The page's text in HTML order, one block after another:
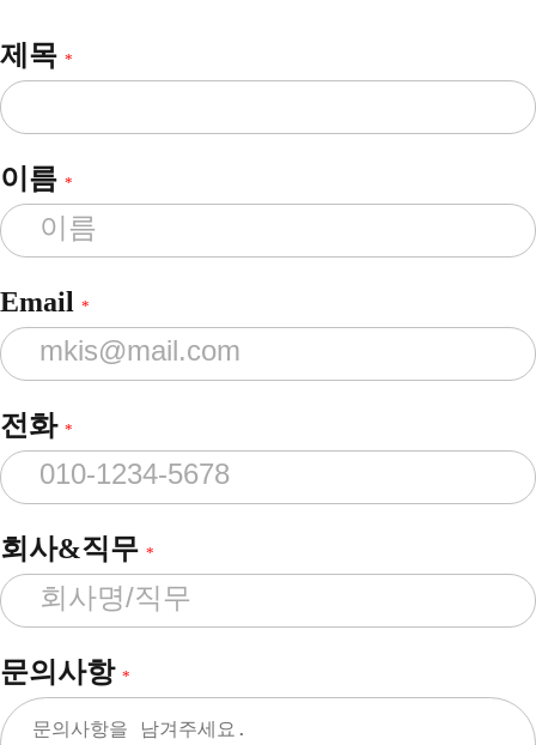
제목 *
이름 *
Email *
전화 *
회사&직무 *
문의사항 *